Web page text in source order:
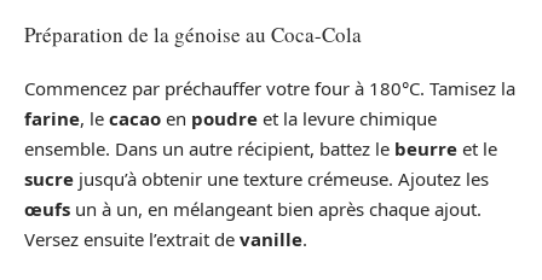
Préparation de la génoise au Coca-Cola
Commencez par préchauffer votre four à 180°C. Tamisez la
farine, le cacao en poudre et la levure chimique
ensemble. Dans un autre récipient, battez le beurre et le
sucre jusqu’à obtenir une texture crémeuse. Ajoutez les
œufs un à un, en mélangeant bien après chaque ajout.
Versez ensuite l’extrait de vanille.